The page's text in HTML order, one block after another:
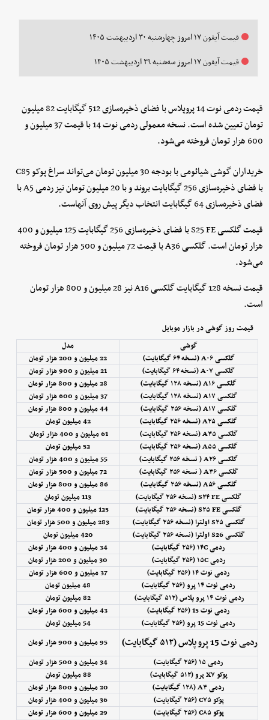
قیمت آیفون ۱۷ امروز چهارشنبه ۳۰ اردیبهشت ۱۴۰۵
قیمت آیفون ۱۷ امروز سه‌شنبه ۲۹ اردیبهشت ۱۴۰۵
قیمت ردمی نوت 14 پروپلاس با فضای ذخیره‌سازی 512 گیگابایت 82 میلیون
تومان تعیین شده است. نسخه معمولی ردمی نوت 14 با قیمت 37 میلیون و
600 هزار تومان فروخته می‌شود.
خریداران گوشی شیائومی با بودجه 30 میلیون تومان می‌تواند سراغ پوکو C85
با فضای ذخیره‌سازی 256 گیگابایت بروند و با 20 میلیون تومان نیز ردمی A5 با
فضای ذخیره‌سازی 64 گیگابایت انتخاب دیگر پیش روی آنهاست.
قیمت گلکسی S25 FE با فضای ذخیره‌سازی 256 گیگابایت 125 میلیون و 400
هزار تومان است. گلکسی A36 با قیمت 72 میلیون و 500 هزار تومان فروخته
می‌شود.
قیمت نسخه 128 گیگابایت گلکسی A16 نیز 28 میلیون و 800 هزار تومان
است.
قیمت روز گوشی در بازار موبایل
گوشی
مدل
گلکسی A۰۶ (نسخه ۶۴ گیگابایت)
22 میلیون و 200 هزار تومان
گلکسی A۰۷ (نسخه ۶۴ گیگابایت)
21 میلیون و 900 هزار تومان
گلکسی A۱۶ (نسخه ۱۲۸ گیگابایت)
28 میلیون و 800 هزار تومان
گلکسی A۱۷ (نسخه ۱۲۸ گیگابایت)
37 میلیون و 600 هزار تومان
گلکسی A۱۷ (نسخه ۲۵۶ گیگابایت)
44 میلیون و 800 هزار تومان
گلکسی A۲۵ (نسخه ۲۵۶ گیگابایت)
42 میلیون تومان
گلکسی A۳۵ (نسخه ۲۵۶ گیگابایت)
61 میلیون و 400 هزار تومان
گلکسی A۵۵ (نسخه ۲۵۶ گیگابایت)
52 میلیون تومان
گلکسی A۲۶ ( نسخه ۲۵۶ گیگابایت)
55 میلیون و 400 هزار تومان
گلکسی A۳۶ ( نسخه ۲۵۶ گیگابایت)
72 میلیون و 500 هزار تومان
گلکسی A۵۶ (نسخه ۲۵۶ گیگابایت)
86 میلیون و 800 هزار تومان
گلکسی S۲۴ FE (نسخه ۲۵۶ گیگابایت)
113 میلیون تومان
گلکسی S۲۵ FE (نسخه ۲۵۶ گیگابایت)
125 میلیون و 400 هزار تومان
گلکسی S۲۵ اولترا (نسخه ۲۵۶ گیگابایت)
283 میلیون و 500 هزار تومان
گلکسی S26 اولترا (نسخه ۲۵۶ گیگابایت)
420 میلیون تومان
ردمی ۱۴C (۲۵۶ گیگابایت)
34 میلیون و 400 هزار تومان
ردمی ۱۵C (۲۵۶ گیگابایت)
30 میلیون و 200 هزار تومان
ردمی نوت ۱۴ (۲۵۶ گیگابایت)
37 میلیون و 600 هزار تومان
ردمی نوت ۱۴ پرو (۲۵۶ گیگابایت)
48 میلیون تومان
ردمی نوت ۱۴ پرو پلاس (۵۱۲ گیگابایت)
82 میلیون تومان
ردمی نوت 15 (۲۵۶ گیگابایت)
43 میلیون و 600 هزار تومان
ردمی نوت 15 پرو (۲۵۶ گیگابایت)
54 میلیون تومان
ردمی نوت 15 پرو پلاس (۵۱۲ گیگابایت)
95 میلیون و 900 هزار تومان
ردمی ۱۵ (۲۵۶ گیگابایت)
34 میلیون و 500 هزار تومان
پوکو X۷ پرو (۵۱۲ گیگابایت)
88 میلیون تومان
ردمی A۳ (۱۲۸ گیگابایت)
20 میلیون و 800 هزار تومان
پوکو C۷۵ (۲۵۶ گیگابایت)
36 میلیون و 400 هزار تومان
پوکو C۸۵ (۲۵۶ گیگابایت)
29 میلیون و 600 هزار تومان